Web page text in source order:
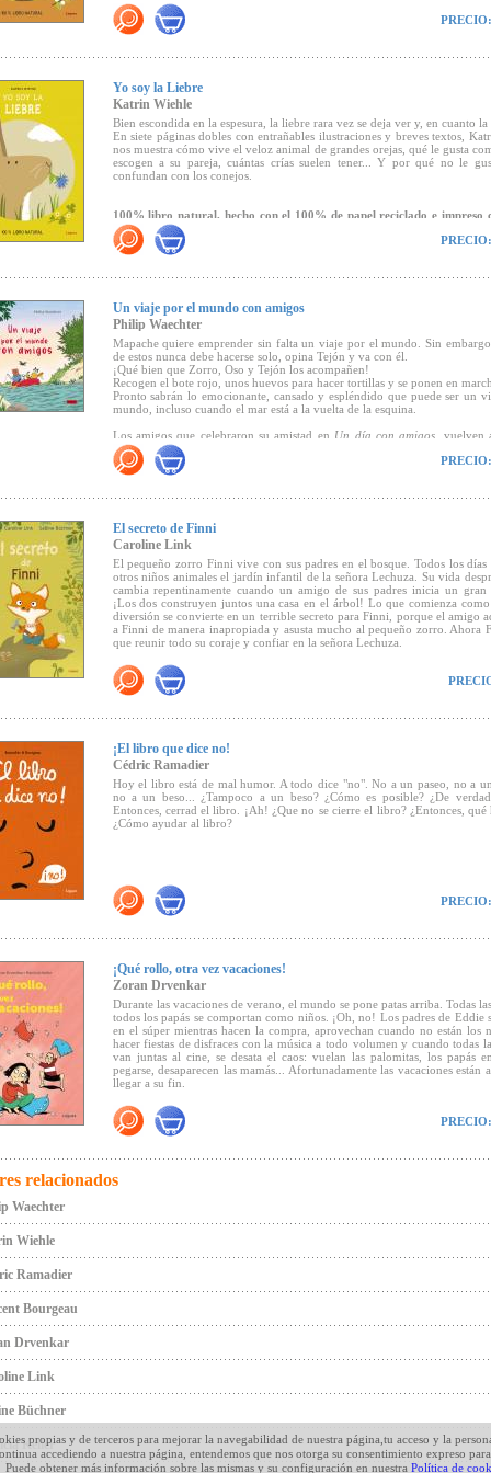
100% Libro natural, hecho con el 100% de papel reciclado e impreso
ecológicas
recursos del lenguaje del cómic (como los bocadillos). Otro rasgo
serie, y de todos los trabajos que la escritora y dibujante alemana-
publica, es la apuesta por los materiales cien por cien naturales (...)
partir de ahora, cuando te encuentres a este simpático mamífero
con otros ojos..."(Canal Lector)
PRECIO:
Yo soy la Liebre
Katrin Wiehle
Bien escondida en la espesura, la liebre rara vez se deja ver y, en cuanto la
En siete páginas dobles con entrañables ilustraciones y breves textos,
nos muestra cómo vive el veloz animal de grandes orejas, qué le gusta
escogen a su pareja, cuántas crías suelen tener... Y por qué no le
confundan con los conejos.
100% libro natural, hecho con el 100% de papel reciclado e impreso
ecológicas
narración en primera persona, cómo es el día a día de la liebre. Para
edita esta propuesta, concebida con componentes cien por cien
reciclado, tintas ecológicas), puntas redondeadas para prevenir cualquier
en la manipulación autónoma del pequeño lector, y papel de excelente
(Canal Lector).
PRECIO:
Un viaje por el mundo con amigos
Philip Waechter
Mapache quiere emprender sin falta un viaje por el mundo. Sin
de estos nunca debe hacerse solo, opina Tejón y va con él.
¡Qué bien que Zorro, Oso y Tejón los acompañen!
Recogen el bote rojo, unos huevos para hacer tortillas y se ponen en
Pronto sabrán lo emocionante, cansado y espléndido que puede ser un
mundo, incluso cuando el mar está a la vuelta de la esquina.
Los amigos que celebraron su amistad en Un día con amigos,
vuelven
para disfrutar de un excitante y emocionante viaje.
encantadora historia, de preceptos sencillos, en donde hace gala de sus
(Canal Lector).
PRECIO:
El secreto de Finni
Caroline Link
El pequeño zorro Finni vive con sus padres en el bosque. Todos los días
otros niños animales el jardín infantil de la señora Lechuza. Su vida
cambia repentinamente cuando un amigo de sus padres inicia un gran
¡Los dos construyen juntos una casa en el árbol! Lo que comienza
diversión se convierte en un terrible secreto para Finni, porque el amigo
a Finni de manera inapropiada y asusta mucho al pequeño zorro. Ahora
que reunir todo su coraje y confiar en la señora Lechuza.
Un libro para padres, educadores, niños y todos los lectores. Sobre todo,
a los niños sobre el abuso sexual y los anima a confiar en sí mismos.
nuestro álbum ilustrado queremos animar a los niños más pequeños a
en una persona de su elección. No debemos dejar solos a los niños en esta
de vida opresiva. Su integridad física y mental es muy importante
(Caroline Link, directora de cine y escritora).
"Los niños afectados por el abuso a menudo no tienen palabras para
Recomendado por
¡El libro que dice no!
Cédric Ramadier
Hoy el libro está de mal humor. A todo dice "no". No a un paseo, no a
no a un beso... ¿Tampoco a un beso? ¿Cómo es posible? ¿De
Entonces, cerrad el libro. ¡Ah! ¿Que no se cierre el libro? ¿Entonces, qué
¿Cómo ayudar al libro?
PRECIO:
¡Qué rollo, otra vez vacaciones!
Zoran Drvenkar
Durante las vacaciones de verano, el mundo se pone patas arriba. Todas
todos los papás se comportan como niños. ¡Oh, no! Los padres de Eddie
en el súper mientras hacen la compra, aprovechan cuando no están los
hacer fiestas de disfraces con la música a todo volumen y cuando todas
van juntas al cine, se desata el caos: vuelan las palomitas, los papás
pegarse, desaparecen las mamás... Afortunadamente las vacaciones están
llegar a su fin.
Con un lenguaje sencillo, Zoran Drvenkar invierte los roles de padres
muestra la felicidad familiar desde la perspectiva opuesta, lo que
una sonrisa tanto en niños como en adultos.
-Un cuento atípico, un experimento fantástico para que los niños adopten
perspectiva. Para todos los niños que siempre quisieron saber cómo se
poder decidirlo todo.
- Un relato muy divertido maravillosamente ilustrado, sacado
vida cotidiana, narrado con humor y con extravagantes ilustraciones.
"... En esta divertida fantasía de Zoran Drvenkar, [...] los mayores son los
inteligente forma de analizar los comportamientos habituales en distintos
de edad, romper tópicos y esbozar una sonrisa para ejercer la sana
propuesta está ilustrada con dinamismo y simpáticos diseños que
recursos propios del lenguaje del cómic (bocadillos, alternancia de
PRECIO:
relacionados
Waechter
Wiehle
Ramadier
Bourgeau
Drvenkar
Link
Büchner
Keller
propias y de terceros para mejorar la navegabilidad de nuestra página,tu acceso y la
accediendo a nuestra página, entendemos que nos otorga su consentimiento expreso
Puede obtener más información sobre las mismas y su configuración en nuestra Política de